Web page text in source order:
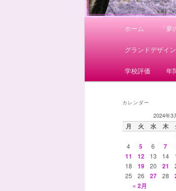
ュ
ホーム 「
グランドデザイン
学校評価 年
カレンダー
2024年3
月 火 水 木
4
5 6 7
11 12 13 14
18
19 20 21
25
26 27 28
« 2月